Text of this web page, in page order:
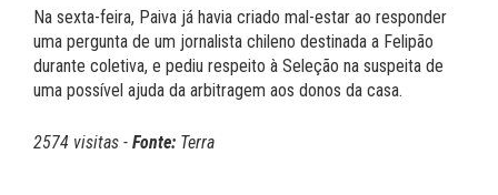
Na sexta-feira, Paiva já havia criado mal-estar ao responder
uma pergunta de um jornalista chileno destinada a Felipão
durante coletiva, e pediu respeito à Seleção na suspeita de
uma possível ajuda da arbitragem aos donos da casa.
2574 visitas - Fonte: Terra